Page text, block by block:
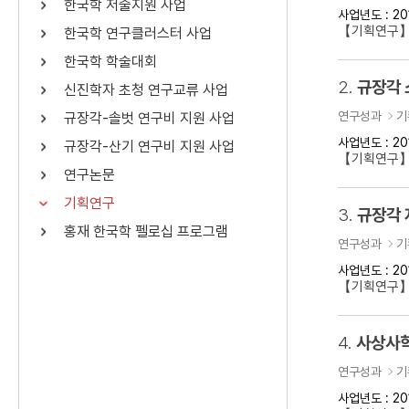
연산자
AND
OR 정조 OR 정약용 “정조” 또는 “
료를 검색
한국학 저술지원 사업
한국학 연구클러스터 사업
한국학 학술대회
신진학자 초청 연구교류 사업
규장각-솔벗 연구비 지원 사업
규장각-산기 연구비 지원 사업
연구논문
기획연구
홍재 한국학 펠로십 프로그램
사업년도 :
【기획
2. 규장각
연구성과
사업년도 :
【기획
3. 규장각
연구성과
사업년도 :
【기획연
4. 사상사
연구성과
사업년도 :